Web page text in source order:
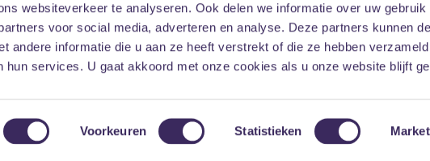
websiteverkeer te analyseren. Ook delen we informatie over uw gebruik
voor social media, adverteren en analyse. Deze partners kunnen
andere informatie die u aan ze heeft verstrekt of die ze hebben
hun services. U gaat akkoord met onze cookies als u onze website blijft
Voorkeuren Statistieken
FacebookInstagramLinkedIn